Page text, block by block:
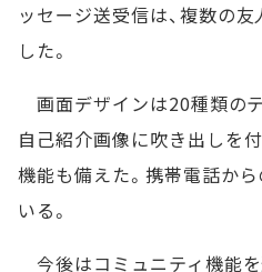
ッセージ送受信は、複数の
した。
画面デザインは20種類の
自己紹介画像に吹き出しを
機能も備えた。携帯電話か
いる。
今後はコミュニティ機能を